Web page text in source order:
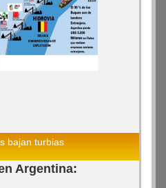
bajan turbias
Argentina: